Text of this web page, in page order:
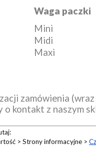
Waga paczki
Mini
Midi
Maxi
zamówienia
o kontakt z naszym
> Strony informacyjne >